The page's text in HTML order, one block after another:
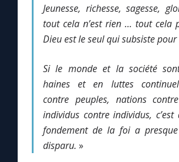
Les premiers samedis du mois
Marie qui défait les nœuds
Me consacrer à Jésus par Marie
Mes intentions de prière
Une Minute avec Marie
Jeunesse, richesse, sagesse,
tout cela n’est rien … tout cela
Dieu est le seul qui subsiste pour
Si le monde et la société
haines et en luttes
contre peuples, nations
individus contre individus,
fondement de la foi a
disparu. »